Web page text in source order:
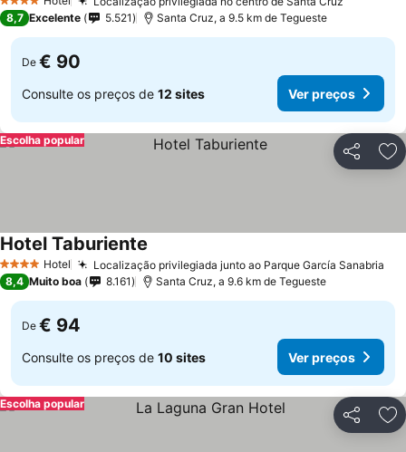
4 Estrelas
8,7 Excelente 5.521 Santa Cruz, a 9.5 km de Tegueste
De € 90
Consulte os preços de 12 sites Ver preços
Partilhar
Escolha popular
4 EstrelasHotel Localização privilegiada junto ao Parque García Sanabria
Hotel Taburiente
8,4 Muito boa 8.161 Santa Cruz, a 9.6 km de Tegueste
De € 94
Consulte os preços de 10 sites Ver preços
Partilhar
Escolha popular